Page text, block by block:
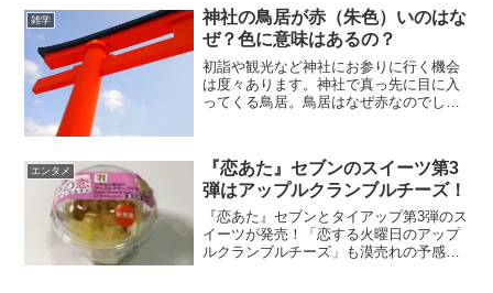
雑学
神社の鳥居が赤（朱色）いのはな
ぜ？色に意味はあるの？
初詣や観光など神社にお参りに行く機会
は度々あります。神社で真っ先に目に入
ってくる鳥居。鳥居はなぜ赤なのでしょ
を表し災厄を防ぐ色とされ、...
エンタメ
『恋あた』セブンのスイーツ第3
弾はアップルクランブルチーズ！
『恋あた』セブンとタイアップ第3弾のス
イーツが発売！「恋する火曜日のアップ
ルクランブルチーズ」も漠売れの予感！